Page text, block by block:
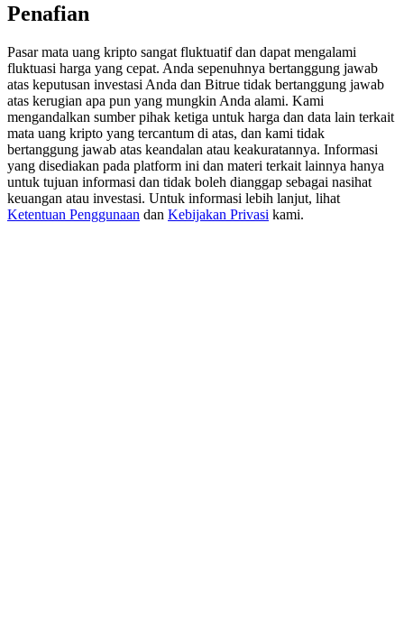
Exclusive for BitMart Users
Register & Trade to Win 500,000 USDT
Precious Metals Trading Carnival
Trade Gold & Silver · 33,333 USDT Bonus
Penafian
Pasar mata uang kripto sangat fluktuatif dan dapat mengalami
fluktuasi harga yang cepat. Anda sepenuhnya bertanggung jawab
atas keputusan investasi Anda dan Bitrue tidak bertanggung jawab
atas kerugian apa pun yang mungkin Anda alami. Kami
mengandalkan sumber pihak ketiga untuk harga dan data lain terkait
mata uang kripto yang tercantum di atas, dan kami tidak
bertanggung jawab atas keandalan atau keakuratannya. Informasi
yang disediakan pada platform ini dan materi terkait lainnya hanya
untuk tujuan informasi dan tidak boleh dianggap sebagai nasihat
keuangan atau investasi. Untuk informasi lebih lanjut, lihat
Ketentuan Penggunaan dan Kebijakan Privasi kami.